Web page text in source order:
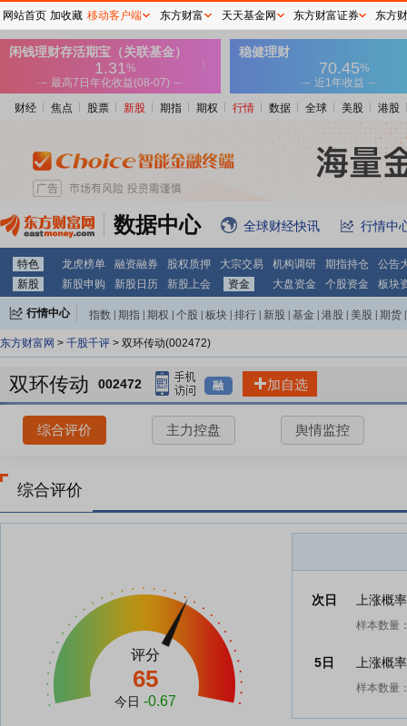
财经 焦点 股票 新股 期指 期权 行情 数据 全球 美股 港股
数据中心 全球财经快讯 行情中
特色 龙虎榜单 融资融券 股权质押 大宗交易 机构调研 期指持仓
公告
新股
新股申购 新股日历 新股上会 资金 大盘资金 个股资金 板块
行情中心 指数 期指 期权 个股 板块 排行 新股 基金 港股 美股 期货
东方财富网 > 千股千评 > 双环传动(002472)
双环传动 002472 融 加自选
综合评价 主力控盘 舆情监控
综合评价
评分
65
今日 -0.67
次日 上涨概
样本数量
5日 上涨概
样本数量
网站首页 加收藏 移动客户端 东方财富 天天基金网 东方财富证券 东方